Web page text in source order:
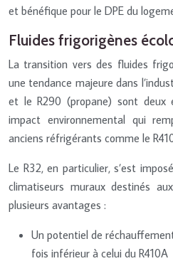
et bénéfique pour le DPE du
Fluides frigorigènes
La transition vers des fluides
une tendance majeure dans
et le R290 (propane) sont deux
impact environnemental qui
anciens réfrigérants comme le
Le R32, en particulier, s’est
climatiseurs muraux destinés
plusieurs avantages :
Un potentiel de
fois inférieur à celui du R410A